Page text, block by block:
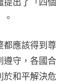
都應該得到尊
遵守，各國合
於和平解決危